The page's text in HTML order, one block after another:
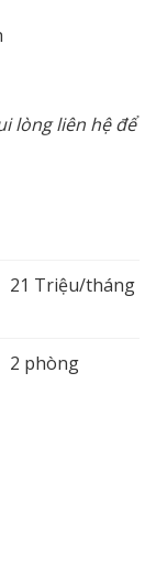
lòng liên hệ để
21 Triệu/tháng
2 phòng